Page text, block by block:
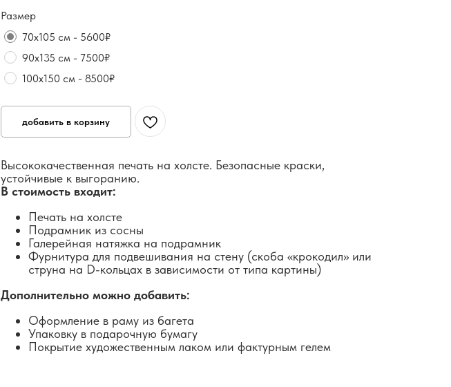
Размер
70х105 см - 5600₽
90х135 см - 7500₽
100х150 см - 8500₽
добавить в корзину
Высококачественная печать на холсте. Безопасные краски,
устойчивые к выгоранию.
В стоимость входит:
Печать на холсте
Подрамник из сосны
Галерейная натяжка на подрамник
Фурнитура для подвешивания на стену (скоба «крокодил» или
струна на D-кольцах в зависимости от типа картины)
Дополнительно можно добавить:
Оформление в раму из багета
Упаковку в подарочную бумагу
Покрытие художественным лаком или фактурным гелем